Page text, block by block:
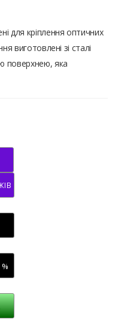
для кріплення оптичних
виготовлені зі сталі
поверхнею, яка